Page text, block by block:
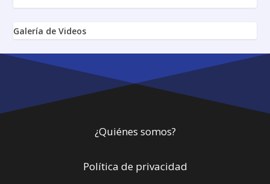
Galería de Videos
¿Quiénes somos?
Política de privacidad